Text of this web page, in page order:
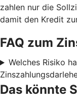
zahlen nur die
damit den Kredit
FAQ zum
Welches Risiko
Das könnte